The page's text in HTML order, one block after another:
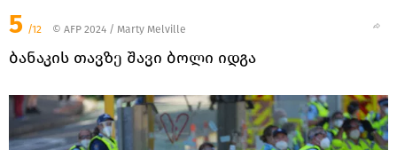
5 /12 © AFP 2024 / Marty Melville
ბანაკის თავზე შავი ბოლი იდგა